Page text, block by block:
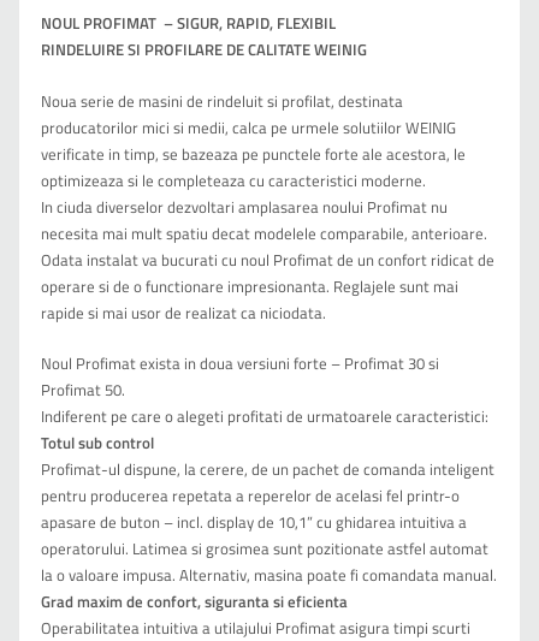
NOUL PROFIMAT – SIGUR, RAPID, FLEXIBIL
RINDELUIRE SI PROFILARE DE CALITATE WEINIG
Noua serie de masini de rindeluit si profilat, destinata
producatorilor mici si medii, calca pe urmele solutiilor WEINIG
verificate in timp, se bazeaza pe punctele forte ale acestora, le
optimizeaza si le completeaza cu caracteristici moderne.
In ciuda diverselor dezvoltari amplasarea noului Profimat nu
necesita mai mult spatiu decat modelele comparabile, anterioare.
Odata instalat va bucurati cu noul Profimat de un confort ridicat de
operare si de o functionare impresionanta. Reglajele sunt mai
rapide si mai usor de realizat ca niciodata.
Noul Profimat exista in doua versiuni forte – Profimat 30 si
Profimat 50.
Indiferent pe care o alegeti profitati de urmatoarele caracteristici:
Totul sub control
Profimat-ul dispune, la cerere, de un pachet de comanda inteligent
pentru producerea repetata a reperelor de acelasi fel printr-o
apasare de buton – incl. display de 10,1” cu ghidarea intuitiva a
operatorului. Latimea si grosimea sunt pozitionate astfel automat
la o valoare impusa. Alternativ, masina poate fi comandata manual.
Grad maxim de confort, siguranta si eficienta
Operabilitatea intuitiva a utilajului Profimat asigura timpi scurti